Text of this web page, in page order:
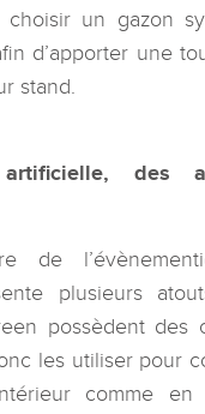
un gazon
d’apporter une
stand.
des
de
plusieurs
possèdent des
les utiliser pour
comme en